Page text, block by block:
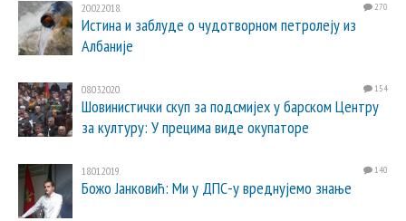
20.02.2018. 270
Истина и заблуде о чудотворном петролеју из
Албаније
08.03.2020. 154
Шовинистички скуп за подсмијех у барском Центру
за културу: У прецима виде окупаторе
18.01.2019. 140
Божо Јанковић: Ми у ДПС-у вреднујемо знање